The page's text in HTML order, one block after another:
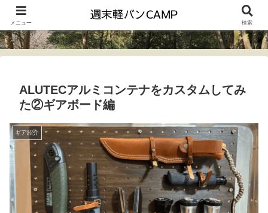
ALUTECアルミコンテナをカスタムしてみ
た②ギアボード編
ギア紹介
メニュー 検索